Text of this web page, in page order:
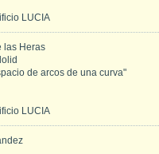
LUCIA
las Heras
de arcos de una curva"
LUCIA